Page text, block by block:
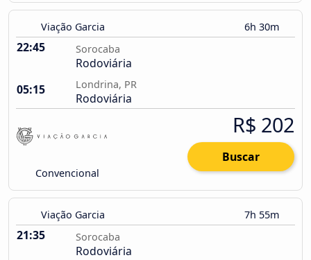
Viação Garcia 6h 30m
22:45 Sorocaba
Rodoviária
05:15
Londrina, PR
Rodoviária
Convencional
R$ 202
Buscar
Viação Garcia 7h 55m
21:35 Sorocaba
Rodoviária